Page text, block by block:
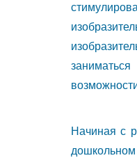
Начиная с
дошкольном